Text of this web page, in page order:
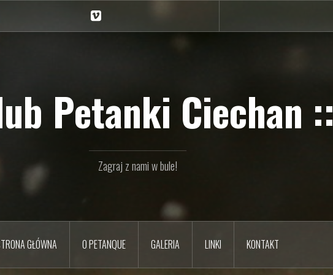
na
Petanki Ciechan ::
Zagraj z nami w bule!
GŁÓWNA O PETANQUE GALERIA LINKI KONTAKT